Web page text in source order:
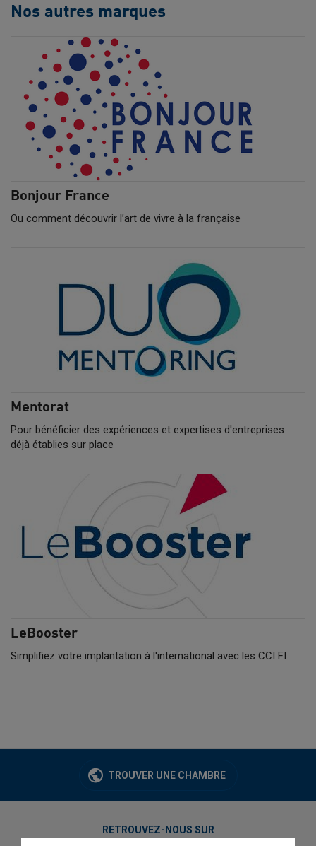
Nos autres marques
Bonjour France
Ou comment découvrir l’art de vivre à la française
Mentorat
Pour bénéficier des expériences et expertises d'entreprises
déjà établies sur place
LeBooster
Simplifiez votre implantation à l'international avec les CCI FI
TROUVER UNE CHAMBRE
RETROUVEZ-NOUS SUR